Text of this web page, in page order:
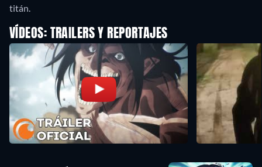
titán.
VÍDEOS: TRAILERS Y REPORTAJES